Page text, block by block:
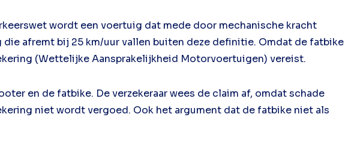
wordt een voertuig dat mede door mechanische kracht
afremt bij 25 km/uur vallen buiten deze definitie. Omdat de fatbike
(Wettelijke Aansprakelijkheid Motorvoertuigen) vereist.
en de fatbike. De verzekeraar wees de claim af, omdat schade
niet wordt vergoed. Ook het argument dat de fatbike niet als